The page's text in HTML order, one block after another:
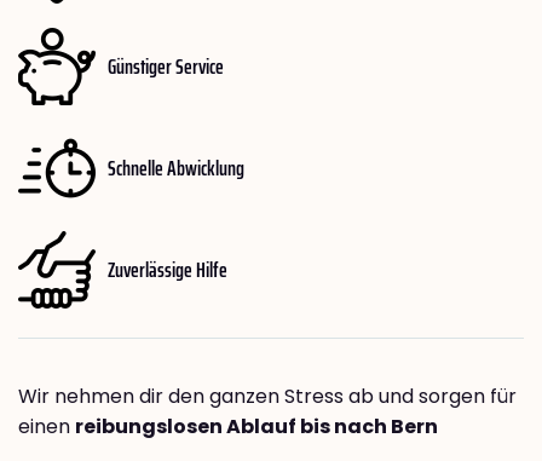
Günstiger Service
Schnelle Abwicklung
Zuverlässige Hilfe
Wir nehmen dir den ganzen Stress ab und sorgen für
einen reibungslosen Ablauf bis nach Bern